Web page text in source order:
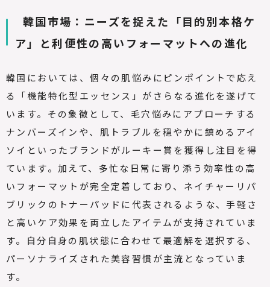
韓国市場：ニーズを捉えた「目的別本格ケ
ア」と利便性の高いフォーマットへの進化
韓国においては、個々の肌悩みにピンポイントで応え
る「機能特化型エッセンス」がさらなる進化を遂げて
います。その象徴として、毛穴悩みにアプローチする
ナンバーズインや、肌トラブルを穏やかに鎮めるアイ
ソイといったブランドがルーキー賞を獲得し注目を得
ています。加えて、多忙な日常に寄り添う効率性の高
いフォーマットが完全定着しており、ネイチャーリパ
ブリックのトナーパッドに代表されるような、手軽さ
と高いケア効果を両立したアイテムが支持されていま
す。自分自身の肌状態に合わせて最適解を選択する、
パーソナライズされた美容習慣が主流となっていま
す。